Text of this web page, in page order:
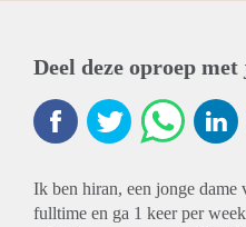
Deel deze oproep
Ik ben hiran, een jonge dame
fulltime en ga 1 keer per